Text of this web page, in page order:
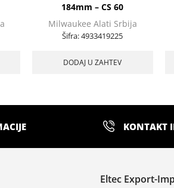
184mm – CS 60
Milwaukee Alati Srbija
Šifra:4933419225
DODAJ U ZAHTEV
KONTAKT
Eltec Export-